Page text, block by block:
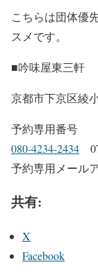
こちらは団体優
スメです。
■吟味屋東三軒
京都市下京区綾
予約専用番号
080-4234-2434
予約専用メール
共有:
X
Facebook